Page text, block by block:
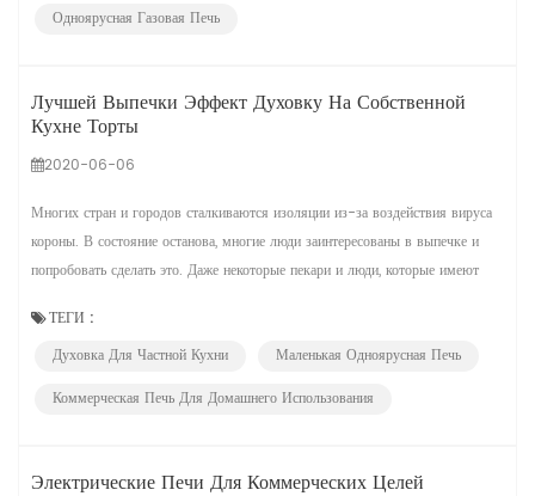
Одноярусная Газовая Печь
Лучшей Выпечки Эффект Духовку На Собственной
Кухне Торты
2020-06-06
Многих стран и городов сталкиваются изоляции из-за воздействия вируса
короны. В состояние останова, многие люди заинтересованы в выпечке и
попробовать сделать это. Даже некоторые пекари и люди, которые имеют
Поэтому, как мы должны выбрать подходящий малый коммерческий
духовка ？ С точки зрения объема и размера, напряжения и мощности...
ТЕГИ :
Духовка Для Частной Кухни
Маленькая Одноярусная Печь
Коммерческая Печь Для Домашнего Использования
Электрические Печи Для Коммерческих Целей